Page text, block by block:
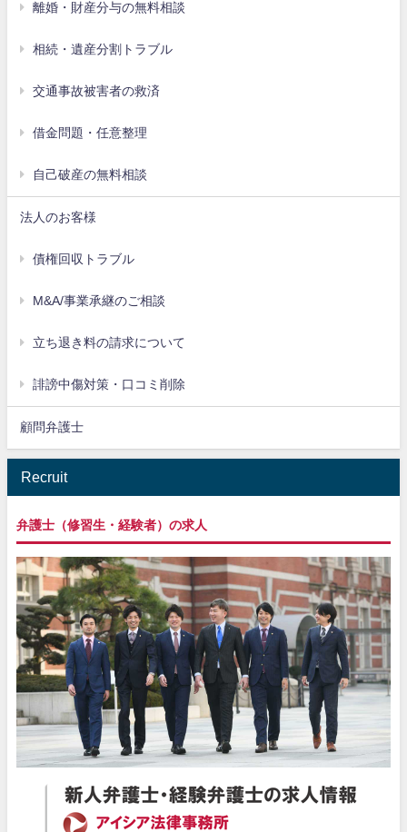
離婚・財産分与の無料相談
相続・遺産分割トラブル
交通事故被害者の救済
借金問題・任意整理
自己破産の無料相談
法人のお客様
債権回収トラブル
M&A/事業承継のご相談
立ち退き料の請求について
誹謗中傷対策・口コミ削除
顧問弁護士
Recruit
弁護士（修習生・経験者）の求人